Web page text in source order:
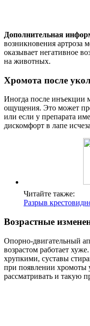
Дополнительная
возникновения артроза
оказывает негативное
на животных.
Хромота после
Иногда после инъекции
ощущения. Это может
или если у препарата
дискомфорт в лапе
Читайте также:
Разрыв
Возрастные
Опорно-двигательный
возрастом работает
хрупкими, суставы
при появлении хромоты
рассматривать и такую